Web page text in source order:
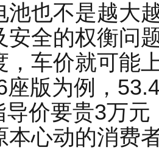
池也不是越大
安全的权衡问
，车价就可能
座版为例，
导价要贵3万
本心动的消费